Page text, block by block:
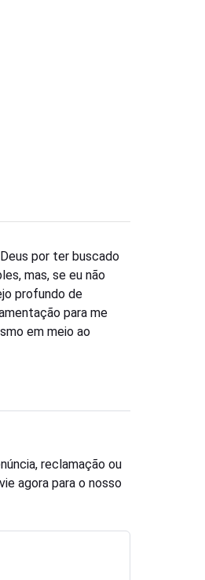
por ter buscado
mas, se eu não
profundo de
para me
em meio ao
reclamação ou
agora para o nosso